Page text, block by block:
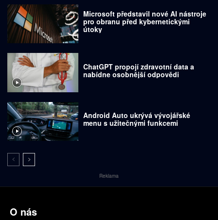
Microsoft představil nové AI nástroje
pro obranu před kybernetickými
útoky
ChatGPT propojí zdravotní data a
nabídne osobnější odpovědi
Android Auto ukrývá vývojářské
menu s užitečnými funkcemi
Reklama
O nás